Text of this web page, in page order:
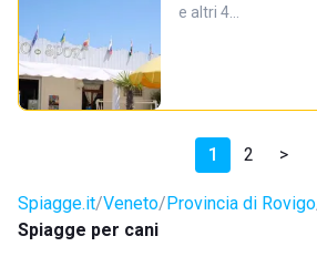
e altri 4…
1 2 >
Spiagge.it Veneto Provincia di Rovigo
Spiagge per cani